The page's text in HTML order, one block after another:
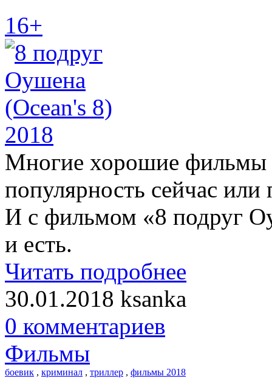
16+
Многие хорошие
популярность сейчас
И с фильмом «8 подруг
и есть.
Читать подробнее
30.01.2018 ksanka
0 комментариев
Фильмы
боевик , криминал , триллер , фильмы 2018